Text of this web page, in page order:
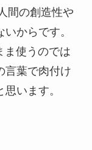
間の創造性や
からです。
ま使うのでは
言葉で肉付け
います。